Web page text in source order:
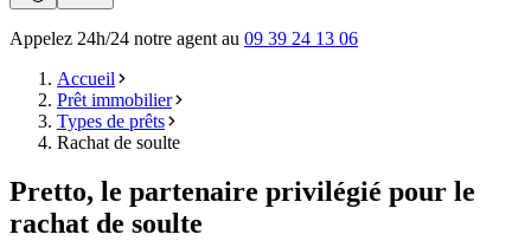
Appelez 24h/24 notre agent au 09 39 24 13 06
Accueil
Prêt immobilier
Types de prêts
Rachat de soulte
Pretto, le partenaire privilégié pour le
rachat de soulte